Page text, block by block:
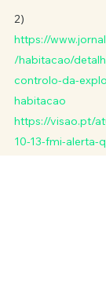
2)
https://
/habitacao/
controlo-da-
habitacao
https://visao.pt/
10-13-fmi-alerta-